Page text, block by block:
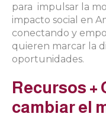
para impulsar la
impacto social en
conectando y
quieren marcar la
oportunidades.
Recursos +
cambiar el